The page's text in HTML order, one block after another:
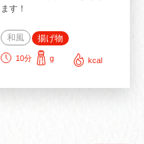
ます！
和風 揚げ物
10分 g kcal